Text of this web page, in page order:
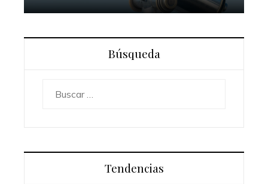
Búsqueda
Tendencias